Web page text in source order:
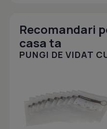
Recomandari
casa ta
PUNGI DE VIDAT